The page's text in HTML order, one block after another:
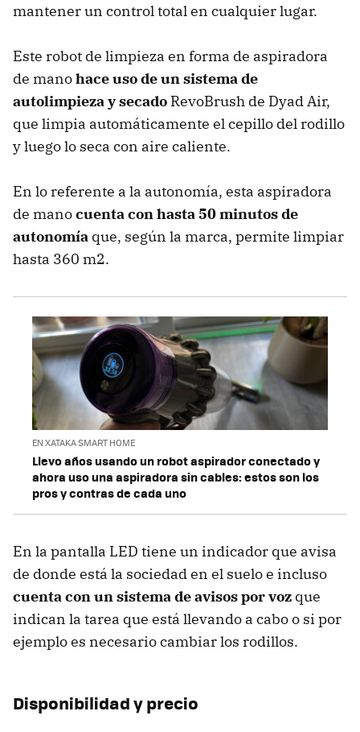
mantener un control total en cualquier lugar.
Este robot de limpieza en forma de aspiradora
de manohace uso de un sistema de
autolimpieza y secado RevoBrush de Dyad Air,
que limpia automáticamente el cepillo del rodillo
y luego lo seca con aire caliente.
En lo referente a la autonomía, esta aspiradora
de manocuenta con hasta 50 minutos de
autonomía que, según la marca, permite limpiar
hasta 360 m2.
EN XATAKA SMART HOME
Llevo años usando un robot aspirador conectado y
ahora uso una aspiradora sin cables: estos son los
pros y contras de cada uno
En la pantalla LED tiene un indicador que avisa
de donde está la sociedad en el suelo e incluso
cuenta con un sistema de avisos por voz que
indican la tarea que está llevando a cabo o si por
ejemplo es necesario cambiar los rodillos.
Disponibilidad y precio